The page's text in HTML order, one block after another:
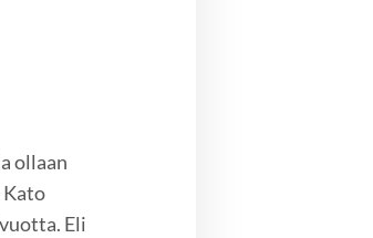
ollaan
Kato
Eli